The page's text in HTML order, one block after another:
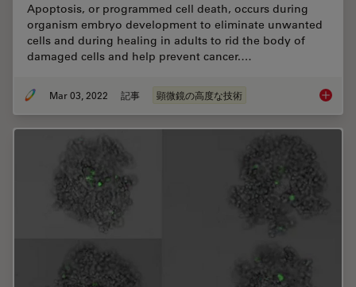
Apoptosis, or programmed cell death, occurs during
organism embryo development to eliminate unwanted
cells and during healing in adults to rid the body of
damaged cells and help prevent cancer.…
Mar 03, 2022 記事 顕微鏡の高度な技術